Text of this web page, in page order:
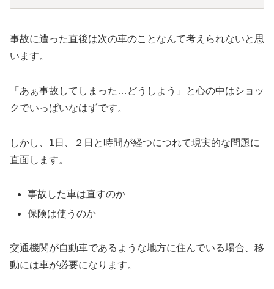
事故に遭った直後は次の車のことなんて考えられないと思
います。
「あぁ事故してしまった…どうしよう」と心の中はショッ
クでいっぱいなはずです。
しかし、1日、２日と時間が経つにつれて現実的な問題に
直面します。
事故した車は直すのか
保険は使うのか
交通機関が自動車であるような地方に住んでいる場合、移
動には車が必要になります。